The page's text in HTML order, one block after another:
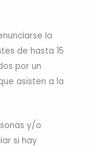
la
de hasta 15
por un
asisten a la
y/o
si hay